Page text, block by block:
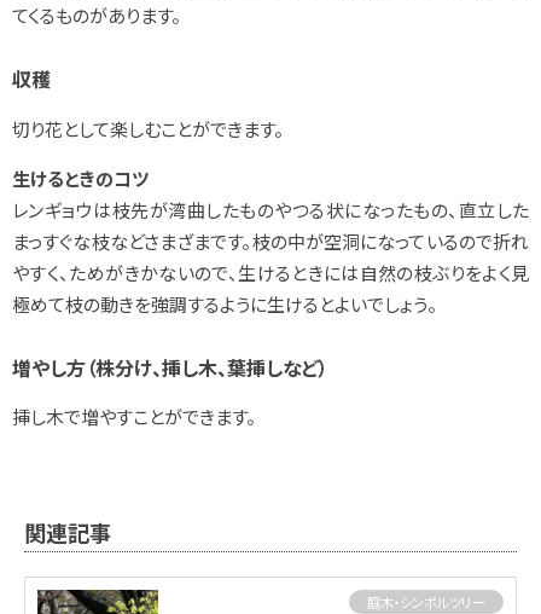
てくるものがあります。
収穫
切り花として楽しむことができます。
生けるときのコツ
レンギョウは枝先が湾曲したものやつる状になったもの、直立した
まっすぐな枝などさまざまです。枝の中が空洞になっているので折れ
やすく、ためがきかないので、生けるときには自然の枝ぶりをよく見
極めて枝の動きを強調するように生けるとよいでしょう。
増やし方（株分け、挿し木、葉挿しなど）
挿し木で増やすことができます。
関連記事
庭木・シンボルツリー